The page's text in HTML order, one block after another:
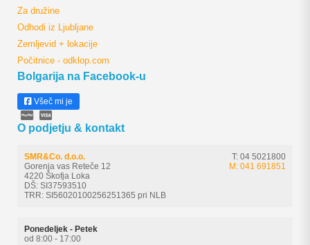
Za družine
Odhodi iz Ljubljane
Zemljevid + lokacije
Počitnice - odklop.com
Bolgarija na Facebook-u
Všeč mi je
O podjetju & kontakt
SMR&Co. d.o.o.
Gorenja vas Reteče 12
4220 Škofja Loka
DŠ: SI37593510
TRR: SI56020100256251365 pri NLB
T: 04 5021800
M: 041 691851
Ponedeljek - Petek
od 8:00 - 17:00